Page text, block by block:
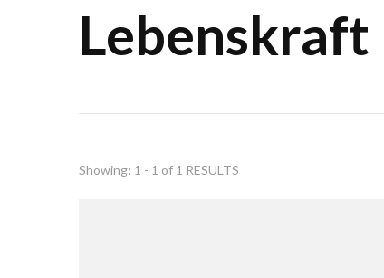
Lebenskraft
Showing: 1 - 1 of 1 RESULTS